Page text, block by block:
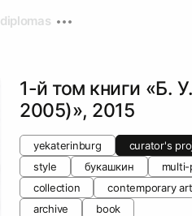
diplomas
1-й том книги «Б.
2005)», 2015
yekaterinburg
curator's
style
букашкин
collection
contemporary
archive
book